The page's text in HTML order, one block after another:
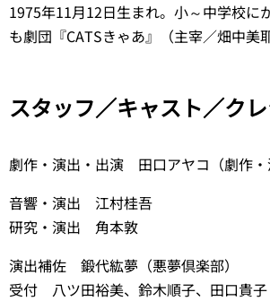
1975年11月12日生まれ。小～中学校に
も劇団『CATSきゃあ』（主宰／畑中美
スタッフ／キャスト／ク
劇作・演出・出演 田口アヤコ（劇作・
音響・演出 江村桂吾
研究・演出 角本敦
演出補佐 鍛代紘夢（悪夢倶楽部）
受付 八ツ田裕美、鈴木順子、田口貴子